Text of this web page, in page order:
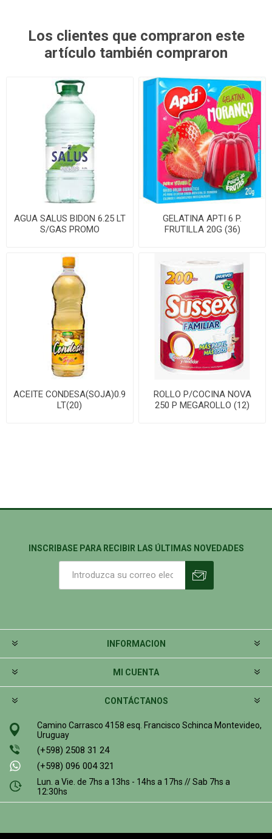
Los clientes que compraron este
artículo también compraron
AGUA SALUS BIDON 6.25 LT
S/GAS PROMO
GELATINA APTI 6 P.
FRUTILLA 20G (36)
ACEITE CONDESA(SOJA)0.9
LT(20)
ROLLO P/COCINA NOVA
250 P MEGAROLLO (12)
INSCRIBASE PARA RECIBIR LAS ÚLTIMAS NOVEDADES
INFORMACION
MI CUENTA
CONTÁCTANOS
Camino Carrasco 4158 esq. Francisco Schinca Montevideo,
Uruguay
(+598) 2508 31 24
(+598) 096 004 321
Lun. a Vie. de 7hs a 13hs - 14hs a 17hs // Sab 7hs a
12:30hs